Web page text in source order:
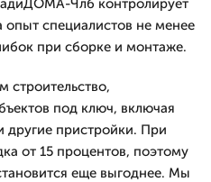
Члб контролирует
опыт специалистов не менее
при сборке и монтаже.
строительство,
под ключ, включая
другие пристройки. При
от 15 процентов, поэтому
еще выгоднее. Мы